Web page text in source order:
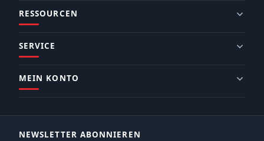
RESSOURCEN
SERVICE
MEIN KONTO
NEWSLETTER ABONNIEREN